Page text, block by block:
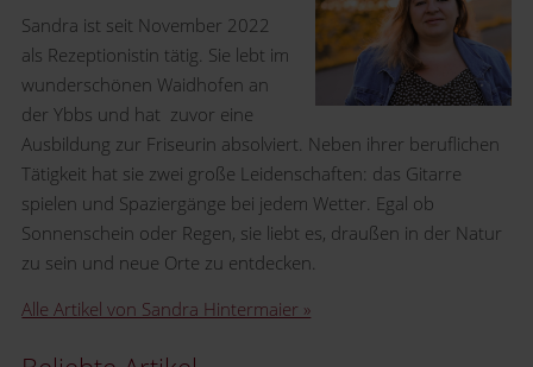
Sandra ist seit November 2022
als Rezeptionistin tätig. Sie lebt im
wunderschönen Waidhofen an
der Ybbs und hat zuvor eine
Ausbildung zur Friseurin absolviert. Neben ihrer beruflichen
Tätigkeit hat sie zwei große Leidenschaften: das Gitarre
spielen und Spaziergänge bei jedem Wetter. Egal ob
Sonnenschein oder Regen, sie liebt es, draußen in der Natur
zu sein und neue Orte zu entdecken.
Alle Artikel von Sandra Hintermaier »